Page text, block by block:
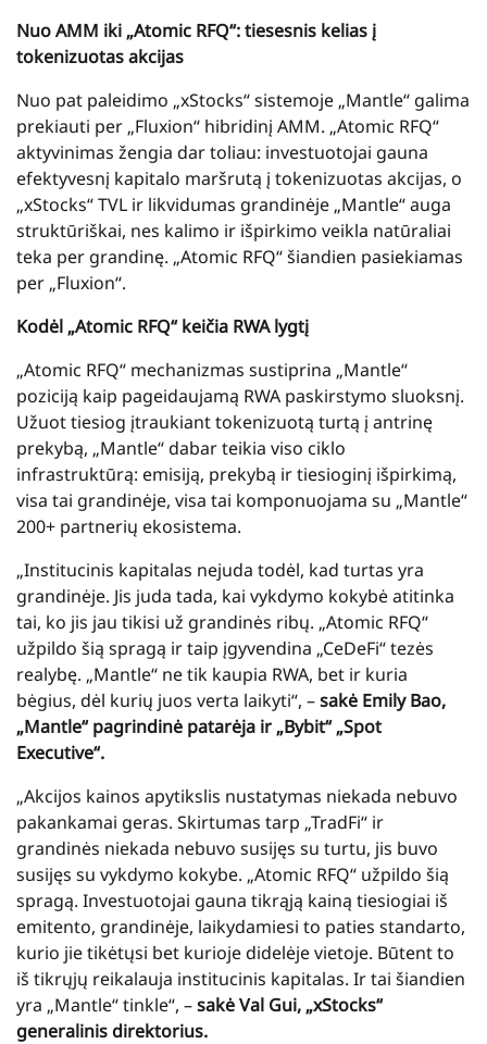
Nuo AMM iki „Atomic RFQ“: tiesesnis kelias į
tokenizuotas akcijas
Nuo pat paleidimo „xStocks“ sistemoje „Mantle“ galima
prekiauti per „Fluxion“ hibridinį AMM. „Atomic RFQ“
aktyvinimas žengia dar toliau: investuotojai gauna
efektyvesnį kapitalo maršrutą į tokenizuotas akcijas, o
„xStocks“ TVL ir likvidumas grandinėje „Mantle“ auga
struktūriškai, nes kalimo ir išpirkimo veikla natūraliai
teka per grandinę. „Atomic RFQ“ šiandien pasiekiamas
per „Fluxion“.
Kodėl „Atomic RFQ“ keičia RWA lygtį
„Atomic RFQ“ mechanizmas sustiprina „Mantle“
poziciją kaip pageidaujamą RWA paskirstymo sluoksnį.
Užuot tiesiog įtraukiant tokenizuotą turtą į antrinę
prekybą, „Mantle“ dabar teikia viso ciklo
infrastruktūrą: emisiją, prekybą ir tiesioginį išpirkimą,
visa tai grandinėje, visa tai komponuojama su „Mantle“
200+ partnerių ekosistema.
„Institucinis kapitalas nejuda todėl, kad turtas yra
grandinėje. Jis juda tada, kai vykdymo kokybė atitinka
tai, ko jis jau tikisi už grandinės ribų. „Atomic RFQ“
užpildo šią spragą ir taip įgyvendina „CeDeFi“ tezės
realybę. „Mantle“ ne tik kaupia RWA, bet ir kuria
bėgius, dėl kurių juos verta laikyti“, –sakė Emily Bao,
„Mantle“ pagrindinė patarėja ir „Bybit“ „Spot
Executive“.
„Akcijos kainos apytikslis nustatymas niekada nebuvo
pakankamai geras. Skirtumas tarp „TradFi“ ir
grandinės niekada nebuvo susijęs su turtu, jis buvo
susijęs su vykdymo kokybe. „Atomic RFQ“ užpildo šią
spragą. Investuotojai gauna tikrąją kainą tiesiogiai iš
emitento, grandinėje, laikydamiesi to paties standarto,
kurio jie tikėtųsi bet kurioje didelėje vietoje. Būtent to
iš tikrųjų reikalauja institucinis kapitalas. Ir tai šiandien
yra „Mantle“ tinkle“, –sakė Val Gui, „xStocks“
generalinis direktorius.